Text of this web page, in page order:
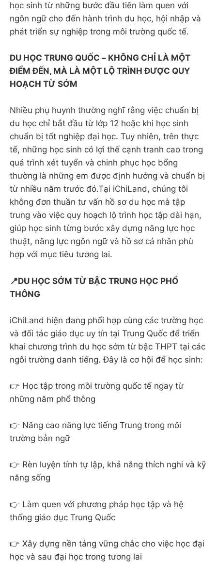
học sinh từ những bước đầu tiên làm quen với
ngôn ngữ cho đến hành trình du học, hội nhập và
phát triển sự nghiệp trong môi trường quốc tế.
DU HỌC TRUNG QUỐC – KHÔNG CHỈ LÀ MỘT
ĐIỂM ĐẾN, MÀ LÀ MỘT LỘ TRÌNH ĐƯỢC QUY
HOẠCH TỪ SỚM
Nhiều phụ huynh thường nghĩ rằng việc chuẩn bị
du học chỉ bắt đầu từ lớp 12 hoặc khi học sinh
chuẩn bị tốt nghiệp đại học. Tuy nhiên, trên thực
tế, những học sinh có lợi thế cạnh tranh cao trong
quá trình xét tuyển và chinh phục học bổng
thường là những em được định hướng và chuẩn bị
từ nhiều năm trước đó.Tại iChiLand, chúng tôi
không đơn thuần tư vấn hồ sơ du học mà tập
trung vào việc quy hoạch lộ trình học tập dài hạn,
giúp học sinh từng bước xây dựng năng lực học
thuật, năng lực ngôn ngữ và hồ sơ cá nhân phù
hợp với mục tiêu tương lai.
📍DU HỌC SỚM TỪ BẬC TRUNG HỌC PHỔ
THÔNG
iChiLand hiện đang phối hợp cùng các trường học
và đối tác giáo dục uy tín tại Trung Quốc để triển
khai chương trình du học sớm từ bậc THPT tại các
ngôi trường danh tiếng. Đây là cơ hội để học sinh:
👉 Học tập trong môi trường quốc tế ngay từ
những năm phổ thông
👉 Nâng cao năng lực tiếng Trung trong môi
trường bản ngữ
👉 Rèn luyện tính tự lập, khả năng thích nghi và kỹ
năng sống
👉 Làm quen với phương pháp học tập và hệ
thống giáo dục Trung Quốc
👉 Xây dựng nền tảng vững chắc cho việc học đại
học và sau đại học trong tương lai